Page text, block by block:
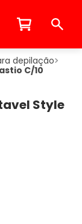
depilação
C/10
Style